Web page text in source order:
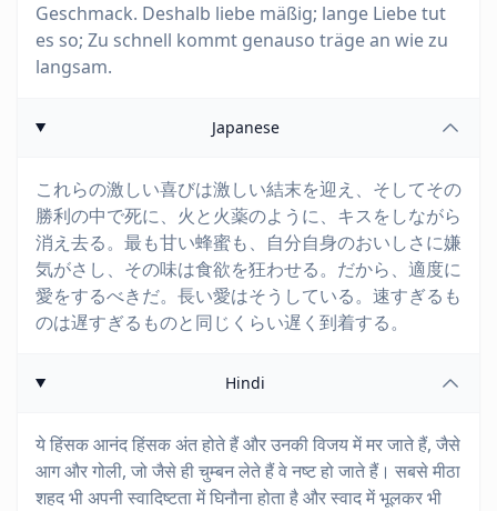
Geschmack. Deshalb liebe mäßig; lange Liebe tut
es so; Zu schnell kommt genauso träge an wie zu
langsam.
Japanese
これらの激しい喜びは激しい結末を迎え、そしてその
勝利の中で死に、火と火薬のように、キスをしながら
消え去る。最も甘い蜂蜜も、自分自身のおいしさに嫌
気がさし、その味は食欲を狂わせる。だから、適度に
愛をするべきだ。長い愛はそうしている。速すぎるも
のは遅すぎるものと同じくらい遅く到着する。
Hindi
ये हिंसक आनंद हिंसक अंत होते हैं और उनकी विजय में मर जाते हैं, जैसे
आग और गोली, जो जैसे ही चुम्बन लेते हैं वे नष्ट हो जाते हैं। सबसे मीठा
शहद भी अपनी स्वादिष्टता में घिनौना होता है और स्वाद में भूलकर भी